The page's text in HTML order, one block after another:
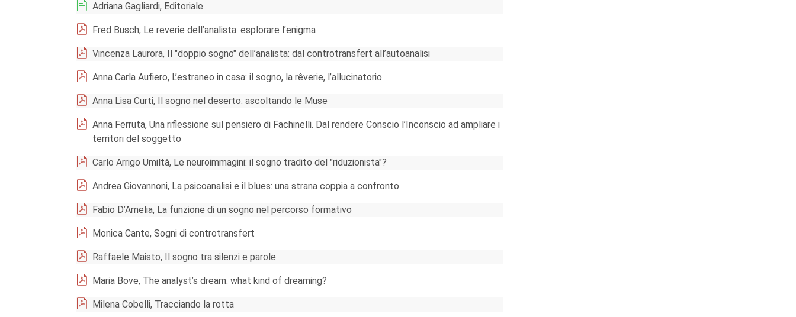
Adriana Gagliardi, Editoriale
Fred Busch, Le reverie dell’analista: esplorare l’enigma
Vincenza Laurora, Il "doppio sogno" dell’analista: dal controtransfert all’autoanalisi
Anna Carla Aufiero, L’estraneo in casa: il sogno, la rêverie, l’allucinatorio
Anna Lisa Curti, Il sogno nel deserto: ascoltando le Muse
Anna Ferruta, Una riflessione sul pensiero di Fachinelli. Dal rendere Conscio l’Inconscio ad ampliare i
territori del soggetto
Carlo Arrigo Umiltà, Le neuroimmagini: il sogno tradito del "riduzionista"?
Andrea Giovannoni, La psicoanalisi e il blues: una strana coppia a confronto
Fabio D’Amelia, La funzione di un sogno nel percorso formativo
Monica Cante, Sogni di controtransfert
Raffaele Maisto, Il sogno tra silenzi e parole
Maria Bove, The analyst’s dream: what kind of dreaming?
Milena Cobelli, Tracciando la rotta